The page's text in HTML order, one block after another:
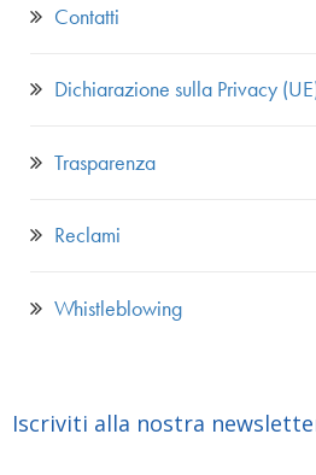
Contatti
Dichiarazione sulla Privacy
Trasparenza
Reclami
Whistleblowing
Iscriviti alla nostra